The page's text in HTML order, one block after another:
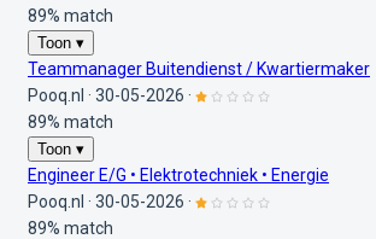
89% match
Toon ▾
Teammanager Buitendienst / Kwartiermaker
Pooq.nl · 30-05-2026 ·
89% match
Toon ▾
Engineer E/G • Elektrotechniek • Energie
Pooq.nl · 30-05-2026 ·
89% match